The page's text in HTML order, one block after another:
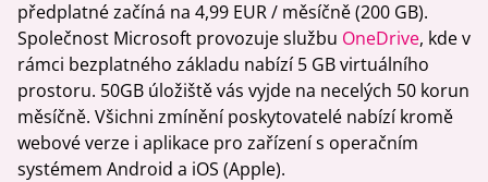
předplatné začíná na 4,99 EUR / měsíčně (200 GB).
Společnost Microsoft provozuje službu OneDrive, kde v
rámci bezplatného základu nabízí 5 GB virtuálního
prostoru. 50GB úložiště vás vyjde na necelých 50 korun
měsíčně. Všichni zmínění poskytovatelé nabízí kromě
webové verze i aplikace pro zařízení s operačním
systémem Android a iOS (Apple).